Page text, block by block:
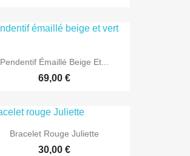
Pendentif Émaillé Beige Et...
69,00 €
Bracelet Rouge Juliette
30,00 €